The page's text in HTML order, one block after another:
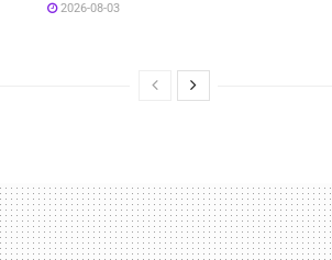
2026-08-03